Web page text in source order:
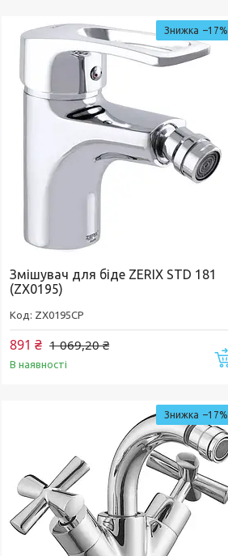
Купити
–17%
Змішувач для біде ZERIX STD 181
(ZX0195)
ZX0195CP
1 069,20 ₴
891 ₴
В наявності
–17%